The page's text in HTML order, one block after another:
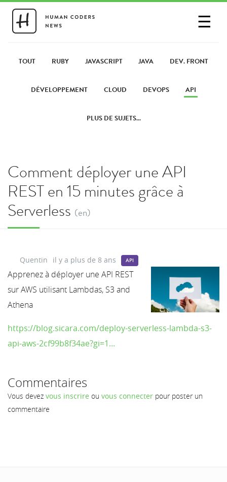
☰
PARTAGER UN LIEN
TOUT RUBY JAVASCRIPT JAVA DEV. FRONT
DÉVELOPPEMENT CLOUD DEVOPS API
PLUS DE SUJETS...
Comment déployer une API
REST en 15 minutes grâce à
Serverless (en)
Quentin il y a plus de 8 ans API
Apprenez à déployer une API REST
sur AWS utilisant Lambdas, S3 and
Athena
https://blog.sicara.com/deploy-serverless-lambda-s3-
api-aws-2cf99b8f34ae?gi=1...
Commentaires
Vous devez vous inscrire ou vous connecter pour poster un
commentaire